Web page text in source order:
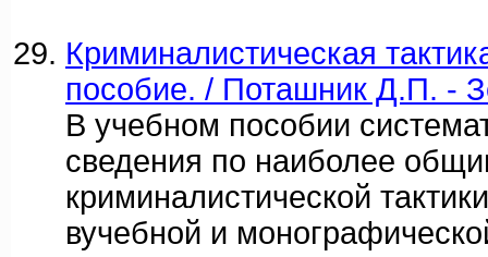
Криминалистическая
пособие. / Поташник Д.П. -
В учебном пособии
сведения по наиболее
криминалистической
вучебной и